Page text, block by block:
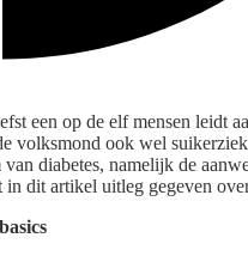
een op de elf mensen leidt
volksmond ook wel
diabetes, namelijk de
dit artikel uitleg gegeven